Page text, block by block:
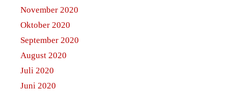
November 2020
Oktober 2020
September 2020
August 2020
Juli 2020
Juni 2020